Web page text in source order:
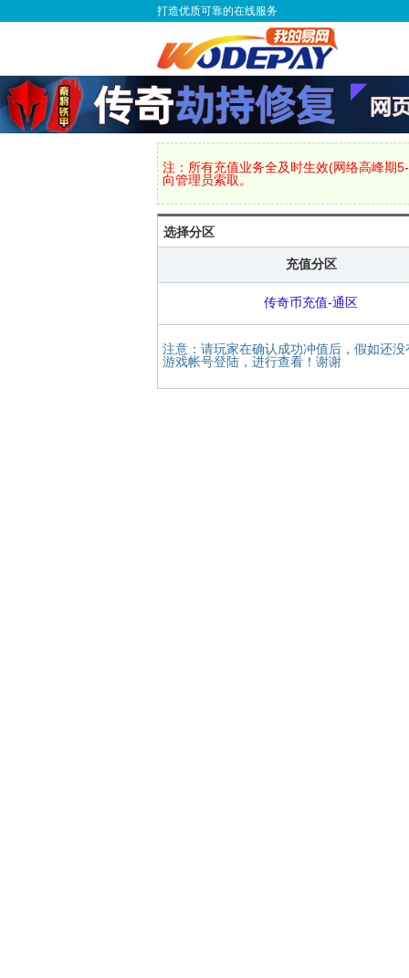
打造优质可靠的在线服务
注：所有充值业务全及时生效(网络高峰期
向管理员索取。
选择分区
充值分区
传奇币充值-通区
注意：请玩家在确认成功冲值后，假如还
游戏帐号登陆，进行查看！谢谢